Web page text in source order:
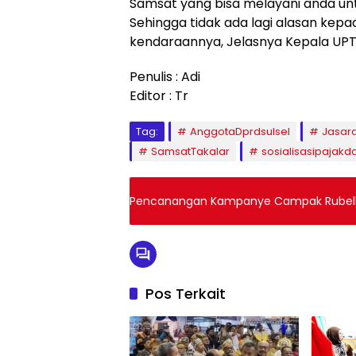
Sehingga tidak ada lagi alasan
kendaraannya, Jelasnya Kepala
Penulis : Adi
Editor : Tr
Tag: AnggotaDprdsulsel
SamsatTakalar
Pencanangan Kampanye Campak
Pos Terkait